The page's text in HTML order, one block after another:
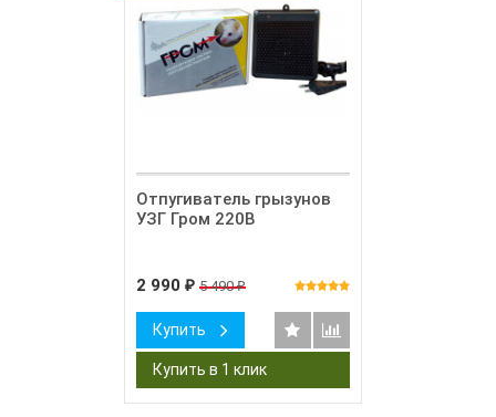
Отпугиватель грызунов
УЗГ Гром 220В
2 990 ₽ 5 490₽
Купить